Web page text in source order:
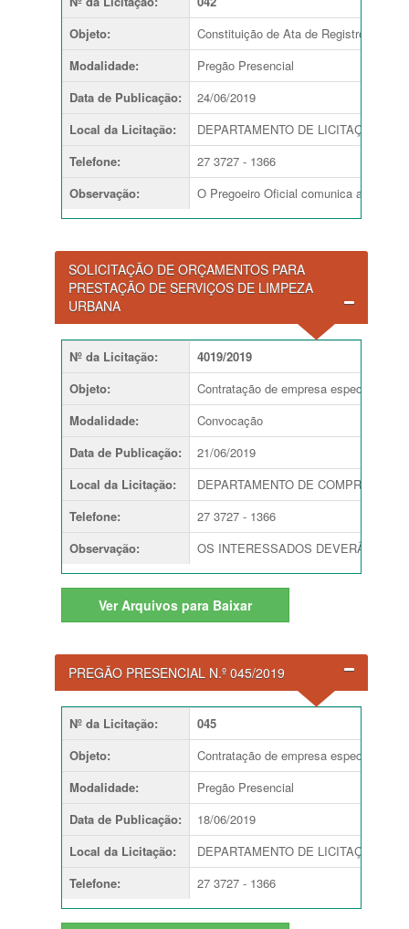
Objeto:
Constituição de Ata de Registro de
Modalidade:
Pregão Presencial
Data de Publicação:
24/06/2019
Local da Licitação:
DEPARTAMENTO DE LICITAÇÕES
Telefone:
27 3727 - 1366
Observação: O Pregoeiro Oficial comunica aos
SOLICITAÇÃO DE ORÇAMENTOS PARA
PRESTAÇÃO DE SERVIÇOS DE LIMPEZA
URBANA
Nº da Licitação:
4019/2019
Objeto:
Contratação de empresa
Modalidade:
Convocação
Data de Publicação:
21/06/2019
Local da Licitação:
DEPARTAMENTO DE COMPRAS E
Telefone:
27 3727 - 1366
Observação: OS INTERESSADOS DEVERÃO
Ver Arquivos para Baixar
PREGÃO PRESENCIAL N.º 045/2019
Nº da Licitação:
045
Objeto:
Contratação de empresa
Modalidade:
Pregão Presencial
Data de Publicação:
18/06/2019
Local da Licitação:
DEPARTAMENTO DE LICITAÇÕES
Telefone: 27 3727 - 1366